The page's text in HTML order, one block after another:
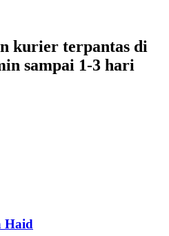
kurier terpantas di
sampai 1-3 hari
Haid